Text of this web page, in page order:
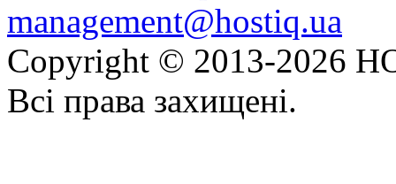
management@hostiq.ua
Copyright © 2013-2026
Всі права захищені.